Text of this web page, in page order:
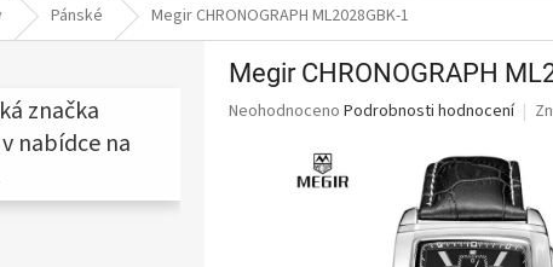
Pánské Megir CHRONOGRAPH ML2028GBK-1
značka
nabídce na
Megir CHRONOGRAPH
Průměrné
Neohodnoceno Podrobnosti hodnocení